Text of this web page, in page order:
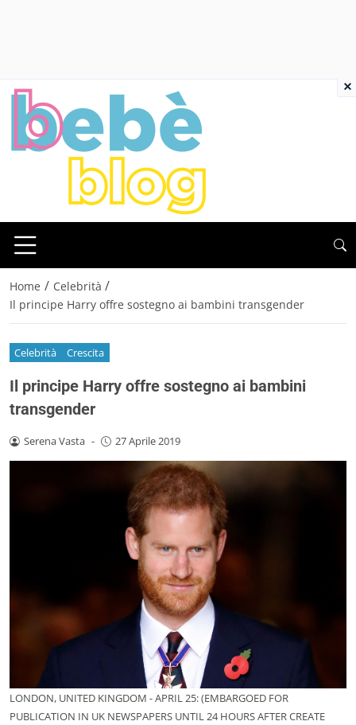
Home / Celebrità /
Il principe Harry offre sostegno ai bambini transgender
Celebrità Crescita
Il principe Harry offre sostegno ai bambini
transgender
Serena Vasta - 27 Aprile 2019
LONDON, UNITED KINGDOM - APRIL 25: (EMBARGOED FOR
PUBLICATION IN UK NEWSPAPERS UNTIL 24 HOURS AFTER CREATE
×